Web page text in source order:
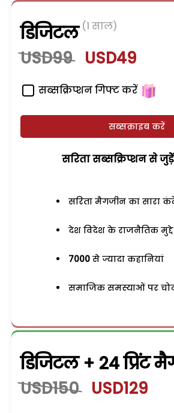
डिजिटल (1 साल)
USD99 USD49
सब्सक्रिप्शन गिफ्ट करें
सब्सक्राइब करें
सरिता सब्सक्रिप्शन से
सरिता मैगजीन का सारा
देश विदेश के राजनैतिक मुद्दे
7000 से ज्यादा कहानियां
समाजिक समस्याओं पर
डिजिटल + 24 प्रिंट
USD150 USD129